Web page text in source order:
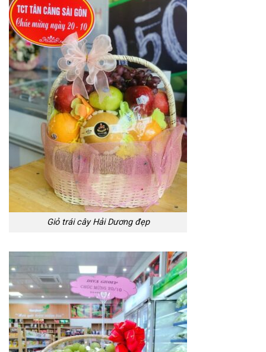
Giỏ trái cây Hải Dương đẹp